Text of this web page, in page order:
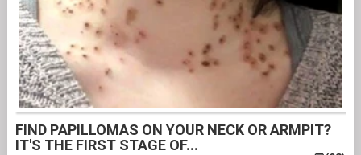
FIND PAPILLOMAS ON YOUR NECK OR ARMPIT?
IT'S THE FIRST STAGE OF...